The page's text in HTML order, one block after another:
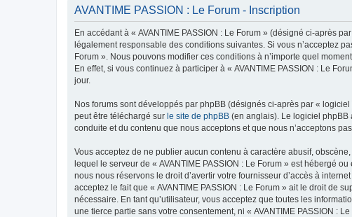
AVANTIME PASSION : Le Forum - Inscription
En accédant à « AVANTIME PASSION : Le Forum » (désigné ci-après
légalement responsable des conditions suivantes. Si vous n’acceptez
Forum ». Nous pouvons modifier ces conditions à n’importe quel
En effet, si vous continuez à participer à « AVANTIME PASSION : Le
jour.
Nos forums sont développés par phpBB (désignés ci-après par «
peut être téléchargé sur le site de phpBB (en anglais). Le logiciel phpBB
conduite et du contenu que nous acceptons et que nous n’acceptons
Vous acceptez de ne publier aucun contenu à caractère abusif,
lequel le serveur de « AVANTIME PASSION : Le Forum » est hébergé
nous nous réservons le droit d’avertir votre fournisseur d’accès à
acceptez le fait que « AVANTIME PASSION : Le Forum » ait le droit de
nécessaire. En tant qu’utilisateur, vous acceptez que toutes les
une tierce partie sans votre consentement, ni « AVANTIME PASSION :